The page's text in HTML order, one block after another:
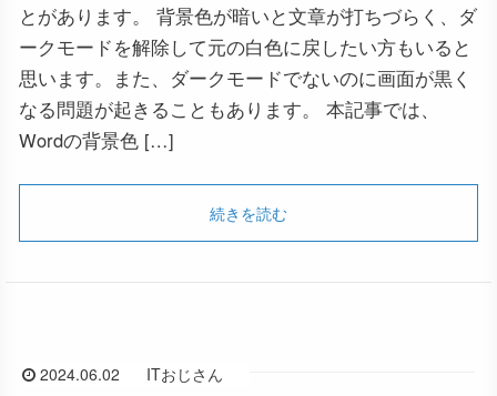
とがあります。 背景色が暗いと文章が打ちづらく、ダ
ークモードを解除して元の白色に戻したい方もいると
思います。また、ダークモードでないのに画面が黒く
なる問題が起きることもあります。 本記事では、
Wordの背景色 […]
続きを読む
2024.06.02 ITおじさん